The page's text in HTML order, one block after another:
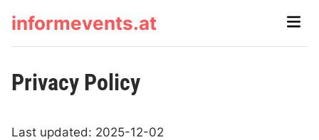
informevents.at
Main
Privacy Policy
Last updated: 2025-12-02